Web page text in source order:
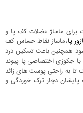
برای ماساژ عضلات کف پا و
پا،ماساژ نقاط حساس کف
همچنین باعث تسکین درد
جکوزی اختصاصی پا پیوند
به راحتی پوست های زائد
پایشان دچار ترک خوردگی و